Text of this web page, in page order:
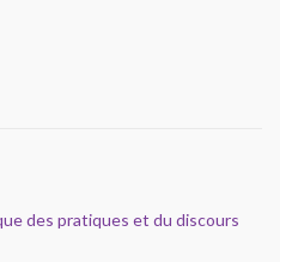
des pratiques et du discours